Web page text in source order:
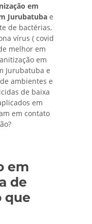
em
Jurubatubae
de bactérias,
vírus ( covid
melhor em
em
Jurubatuba e
ambientes e
de baixa
em
em contato
em
de
que